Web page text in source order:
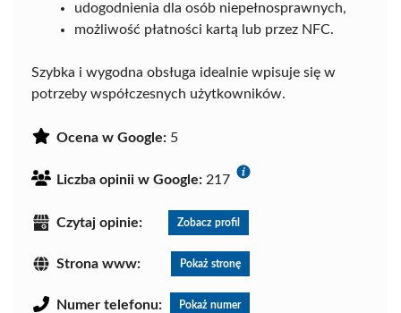
udogodnienia dla osób niepełnosprawnych,
możliwość płatności kartą lub przez NFC.
Szybka i wygodna obsługa idealnie wpisuje się w
potrzeby współczesnych użytkowników.
Ocena w Google: 5
Liczba opinii w Google: 217
Czytaj opinie: Zobacz profil
Strona www: Pokaż stronę
Numer telefonu: Pokaż numer